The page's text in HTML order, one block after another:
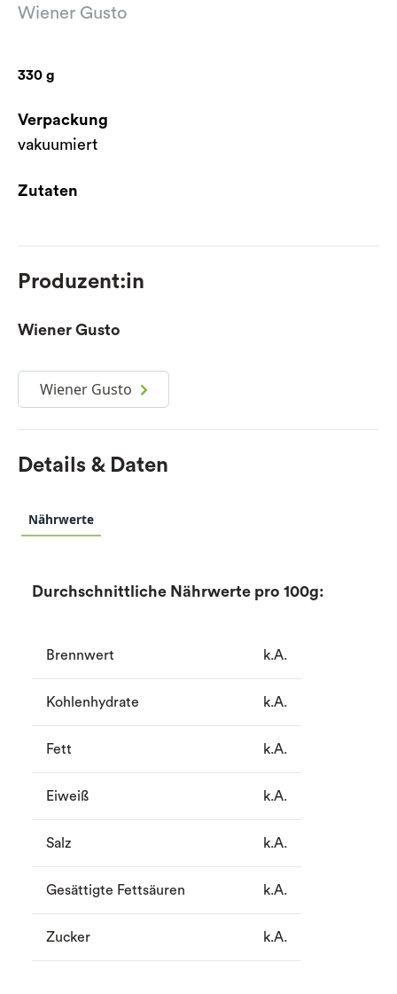
Wiener Gusto
330 g
Verpackung
vakuumiert
Zutaten
Produzent:in
Wiener Gusto
Wiener Gusto
Details & Daten
Nährwerte
Durchschnittliche Nährwerte pro 100g:
Brennwert k.A.
Kohlenhydrate k.A.
Fett k.A.
Eiweiß k.A.
Salz k.A.
Gesättigte Fettsäuren k.A.
Zucker k.A.